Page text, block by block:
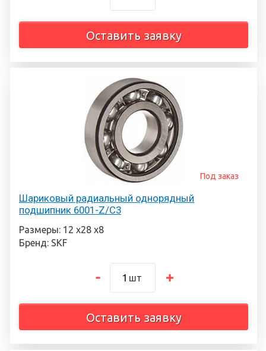
Оставить заявку
Шариковый радиальный однорядный
подшипник 6001-Z/C3
Под заказ
Размеры: 12 х28 х8
Бренд: SKF
шт
Оставить заявку